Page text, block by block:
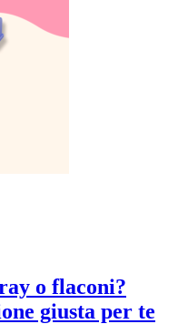
o flaconi?
giusta per te